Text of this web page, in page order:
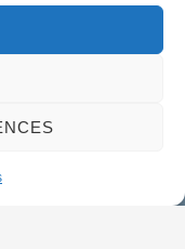
à 18h00
17h30